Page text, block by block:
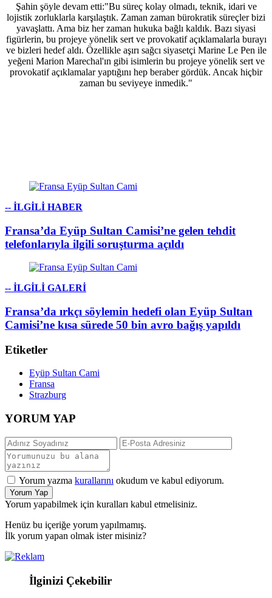
Şahin şöyle devam etti:"Bu süreç kolay olmadı, teknik, idari ve
lojistik zorluklarla karşılaştık. Zaman zaman bürokratik süreçler bizi
yavaşlattı. Ama biz her zaman hukuka bağlı kaldık. Bazı siyasi
figürlerin, bu projeye yönelik sert ve provokatif açıklamalarla burayı
ve bizleri hedef aldı. Özellikle aşırı sağcı siyasetçi Marine Le Pen ile
yeğeni Marion Marechal'ın gibi isimlerin bu projeye yönelik sert ve
provokatif açıklamalar yaptığını hep beraber gördük. Ancak hiçbir
zaman bu seviyeye inmedik."
-- İLGİLİ HABER
Fransa’da Eyüp Sultan Camisi’ne gelen tehdit
telefonlarıyla ilgili soruşturma açıldı
-- İLGİLİ GALERİ
Fransa’da ırkçı söylemin hedefi olan Eyüp Sultan
Camisi’ne kısa sürede 50 bin avro bağış yapıldı
Etiketler
Eyüp Sultan Cami
Fransa
Strazburg
YORUM YAP
Yorum yazma kurallarını okudum ve kabul ediyorum.
Yorum Yap
Yorum yapabilmek için kuralları kabul etmelisiniz.
Henüz bu içeriğe yorum yapılmamış.
İlk yorum yapan olmak ister misiniz?
İlginizi Çekebilir